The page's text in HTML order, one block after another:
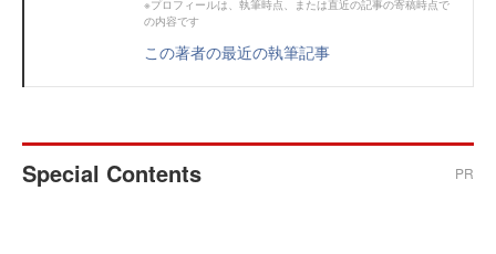
※プロフィールは、執筆時点、または直近の記事の寄稿時点で
の内容です
この著者の最近の執筆記事
Special Contents PR